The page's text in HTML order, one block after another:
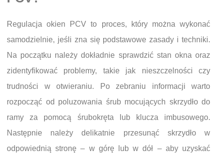
Regulacja okien PCV to proces, który można wykonać
samodzielnie, jeśli zna się podstawowe zasady i techniki.
Na początku należy dokładnie sprawdzić stan okna oraz
zidentyfikować problemy, takie jak nieszczelności czy
trudności w otwieraniu. Po zebraniu informacji warto
rozpocząć od poluzowania śrub mocujących skrzydło do
ramy za pomocą śrubokręta lub klucza imbusowego.
Następnie należy delikatnie przesunąć skrzydło w
odpowiednią stronę – w górę lub w dół – aby uzyskać